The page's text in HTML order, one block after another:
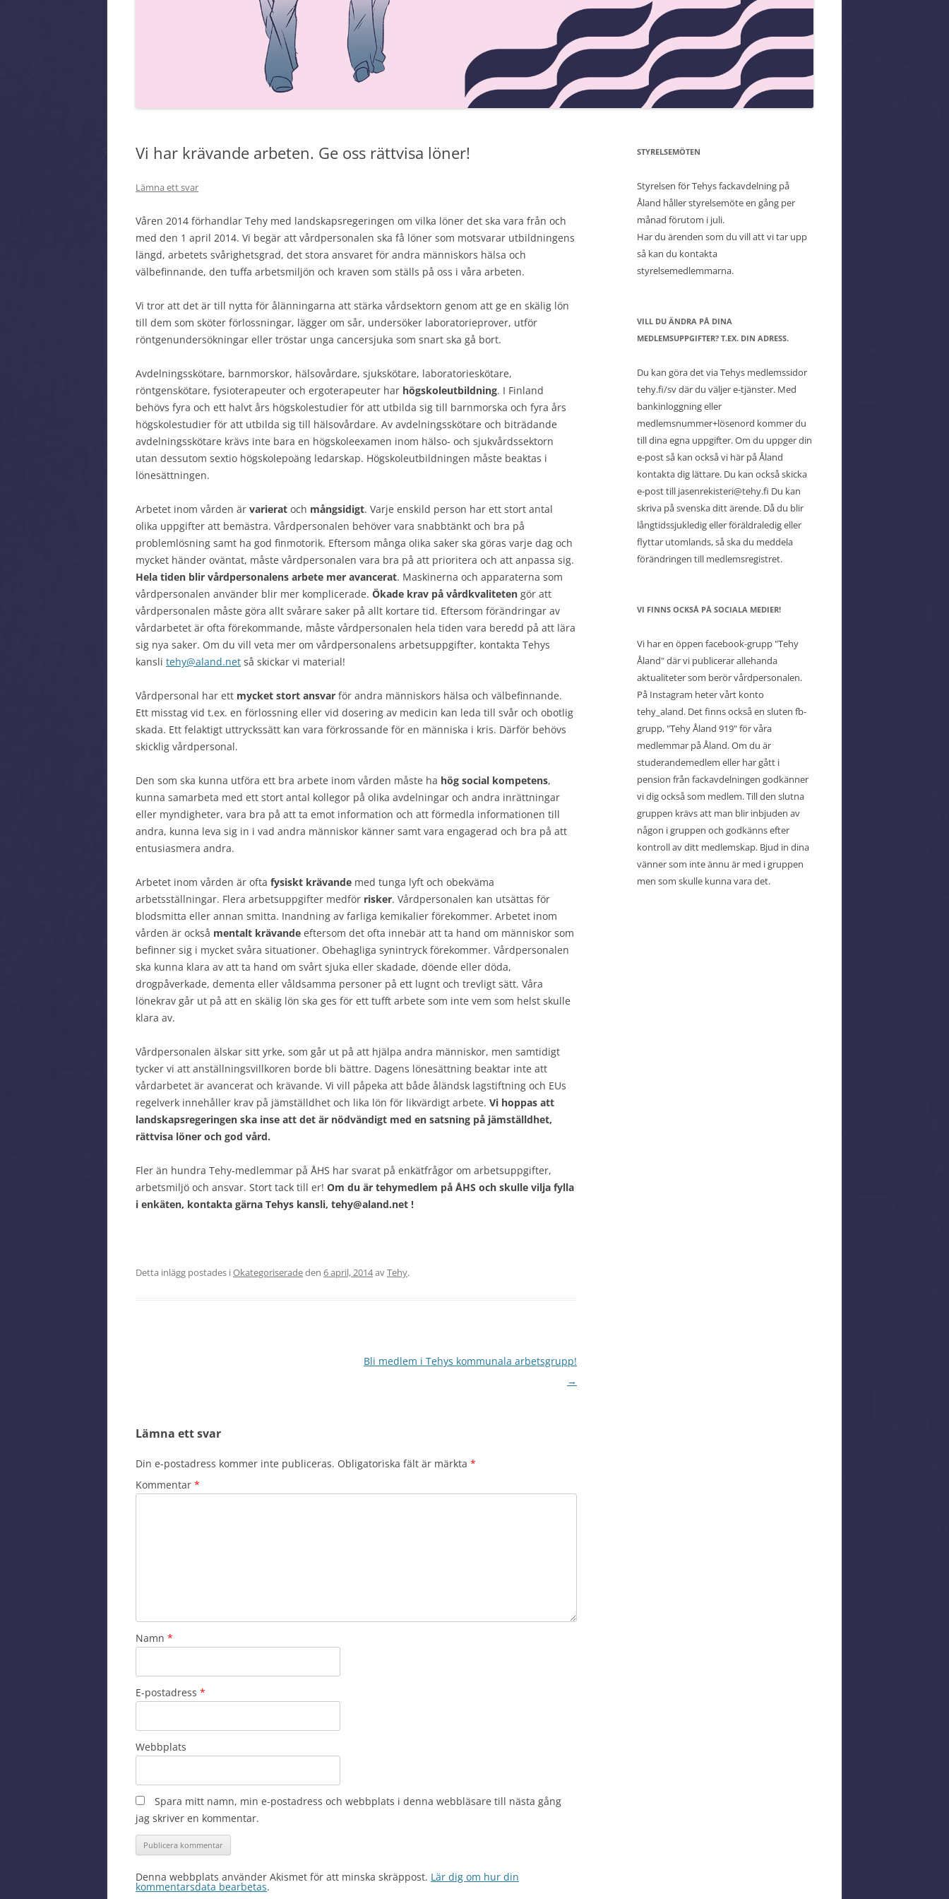
MEDLEMSMÄRKE
BRA ATT VETA OM
JÄMSTÄLLDHETSLAGEN
REGLER OM STREJK
NÖDARBETE
Vi har krävande arbeten. Ge oss rättvisa löner!
Lämna ett svar
Våren 2014 förhandlar Tehy med landskapsregeringen om vilka löner det ska vara från och
med den 1 april 2014. Vi begär att vårdpersonalen ska få löner som motsvarar utbildningens
längd, arbetets svårighetsgrad, det stora ansvaret för andra människors hälsa och
välbefinnande, den tuffa arbetsmiljön och kraven som ställs på oss i våra arbeten.
Vi tror att det är till nytta för ålänningarna att stärka vårdsektorn genom att ge en skälig lön
till dem som sköter förlossningar, lägger om sår, undersöker laboratorieprover, utför
röntgenundersökningar eller tröstar unga cancersjuka som snart ska gå bort.
Avdelningsskötare, barnmorskor, hälsovårdare, sjukskötare, laboratorieskötare,
röntgenskötare, fysioterapeuter och ergoterapeuter har högskoleutbildning. I Finland
behövs fyra och ett halvt års högskolestudier för att utbilda sig till barnmorska och fyra års
högskolestudier för att utbilda sig till hälsovårdare. Av avdelningsskötare och biträdande
avdelningsskötare krävs inte bara en högskoleexamen inom hälso- och sjukvårdssektorn
utan dessutom sextio högskolepoäng ledarskap. Högskoleutbildningen måste beaktas i
lönesättningen.
Arbetet inom vården är varierat och mångsidigt. Varje enskild person har ett stort antal
olika uppgifter att bemästra. Vårdpersonalen behöver vara snabbtänkt och bra på
problemlösning samt ha god finmotorik. Eftersom många olika saker ska göras varje dag och
mycket händer oväntat, måste vårdpersonalen vara bra på att prioritera och att anpassa sig.
Hela tiden blir vårdpersonalens arbete mer avancerat. Maskinerna och apparaterna som
vårdpersonalen använder blir mer komplicerade. Ökade krav på vårdkvaliteten gör att
vårdpersonalen måste göra allt svårare saker på allt kortare tid. Eftersom förändringar av
vårdarbetet är ofta förekommande, måste vårdpersonalen hela tiden vara beredd på att lära
sig nya saker. Om du vill veta mer om vårdpersonalens arbetsuppgifter, kontakta Tehys
kansli tehy@aland.net så skickar vi material!
Vårdpersonal har ett mycket stort ansvar för andra människors hälsa och välbefinnande.
Ett misstag vid t.ex. en förlossning eller vid dosering av medicin kan leda till svår och obotlig
skada. Ett felaktigt uttryckssätt kan vara förkrossande för en människa i kris. Därför behövs
skicklig vårdpersonal.
Den som ska kunna utföra ett bra arbete inom vården måste ha hög social kompetens,
kunna samarbeta med ett stort antal kollegor på olika avdelningar och andra inrättningar
eller myndigheter, vara bra på att ta emot information och att förmedla informationen till
andra, kunna leva sig in i vad andra människor känner samt vara engagerad och bra på att
entusiasmera andra.
Arbetet inom vården är ofta fysiskt krävande med tunga lyft och obekväma
arbetsställningar. Flera arbetsuppgifter medför risker. Vårdpersonalen kan utsättas för
blodsmitta eller annan smitta. Inandning av farliga kemikalier förekommer. Arbetet inom
vården är också mentalt krävande eftersom det ofta innebär att ta hand om människor som
befinner sig i mycket svåra situationer. Obehagliga synintryck förekommer. Vårdpersonalen
ska kunna klara av att ta hand om svårt sjuka eller skadade, döende eller döda,
drogpåverkade, dementa eller våldsamma personer på ett lugnt och trevligt sätt. Våra
lönekrav går ut på att en skälig lön ska ges för ett tufft arbete som inte vem som helst skulle
klara av.
Vårdpersonalen älskar sitt yrke, som går ut på att hjälpa andra människor, men samtidigt
tycker vi att anställningsvillkoren borde bli bättre. Dagens lönesättning beaktar inte att
vårdarbetet är avancerat och krävande. Vi vill påpeka att både åländsk lagstiftning och EUs
regelverk innehåller krav på jämställdhet och lika lön för likvärdigt arbete. Vi hoppas att
landskapsregeringen ska inse att det är nödvändigt med en satsning på jämställdhet,
rättvisa löner och god vård.
Fler än hundra Tehy-medlemmar på ÅHS har svarat på enkätfrågor om arbetsuppgifter,
arbetsmiljö och ansvar. Stort tack till er! Om du är tehymedlem på ÅHS och skulle vilja fylla
i enkäten, kontakta gärna Tehys kansli, tehy@aland.net !
Detta inlägg postades iOkategoriseradeden 6 april, 2014avTehy.
Bli medlem i Tehys kommunala arbetsgrupp!
→
Lämna ett svar
Din e-postadress kommer inte publiceras. Obligatoriska fält är märkta *
Kommentar *
Namn *
E-postadress *
Webbplats
Spara mitt namn, min e-postadress och webbplats i denna webbläsare till nästa gång
jag skriver en kommentar.
Denna webbplats använder Akismet för att minska skräppost. Lär dig om hur din
kommentarsdata bearbetas.
STYRELSEMÖTEN
Styrelsen för Tehys fackavdelning på
Åland håller styrelsemöte en gång per
månad förutom i juli.
Har du ärenden som du vill att vi tar upp
så kan du kontakta
styrelsemedlemmarna.
VILL DU ÄNDRA PÅ DINA
MEDLEMSUPPGIFTER? T.EX. DIN ADRESS.
Du kan göra det via Tehys medlemssidor
tehy.fi/sv där du väljer e-tjänster. Med
bankinloggning eller
medlemsnummer+lösenord kommer du
till dina egna uppgifter. Om du uppger din
e-post så kan också vi här på Åland
kontakta dig lättare. Du kan också skicka
e-post till jasenrekisteri@tehy.fi Du kan
skriva på svenska ditt ärende. Då du blir
långtidssjukledig eller föräldraledig eller
flyttar utomlands, så ska du meddela
förändringen till medlemsregistret.
VI FINNS OCKSÅ PÅ SOCIALA MEDIER!
Vi har en öppen facebook-grupp "Tehy
Åland" där vi publicerar allehanda
aktualiteter som berör vårdpersonalen.
På Instagram heter vårt konto
tehy_aland. Det finns också en sluten fb-
grupp, "Tehy Åland 919" för våra
medlemmar på Åland. Om du är
studerandemedlem eller har gått i
pension från fackavdelningen godkänner
vi dig också som medlem. Till den slutna
gruppen krävs att man blir inbjuden av
någon i gruppen och godkänns efter
kontroll av ditt medlemskap. Bjud in dina
vänner som inte ännu är med i gruppen
men som skulle kunna vara det.